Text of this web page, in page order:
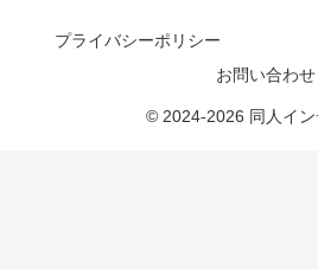
プライバシーポリシー
お問い合わせ
© 2024-2026 同人イン